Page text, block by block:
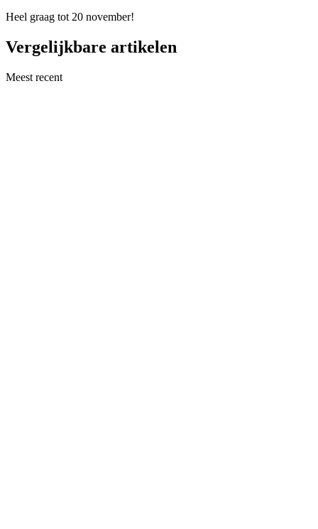
Heel graag tot 20 november!
Vergelijkbare artikelen
Meest recent